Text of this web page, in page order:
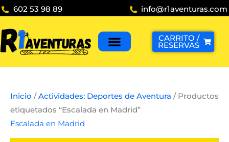
Ir
contenido
602 53 98 89 info@r1aventuras.com
CARRITO /
RESERVAS
Inicio /Actividades: Deportes de Aventura / Productos
etiquetados “Escalada en Madrid”
Escalada en Madrid